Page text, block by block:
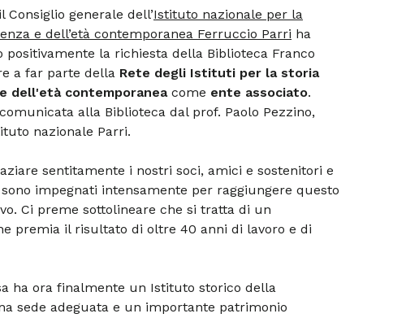
Consiglio generale dell’Istituto nazionale per la
e dell’età contemporanea Ferruccio Parri ha
positivamente la richiesta della Biblioteca Franco
a far parte della Rete degli Istituti per la storia
dell'età contemporaneacome ente associato.
alla Biblioteca dal prof. Paolo Pezzino,
nazionale Parri.
sentitamente i nostri soci, amici e sostenitori e
impegnati intensamente per raggiungere questo
Ci preme sottolineare che si tratta di un
premia il risultato di oltre 40 anni di lavoro e di
ha ora finalmente un Istituto storico della
sede adeguata e un importante patrimonio